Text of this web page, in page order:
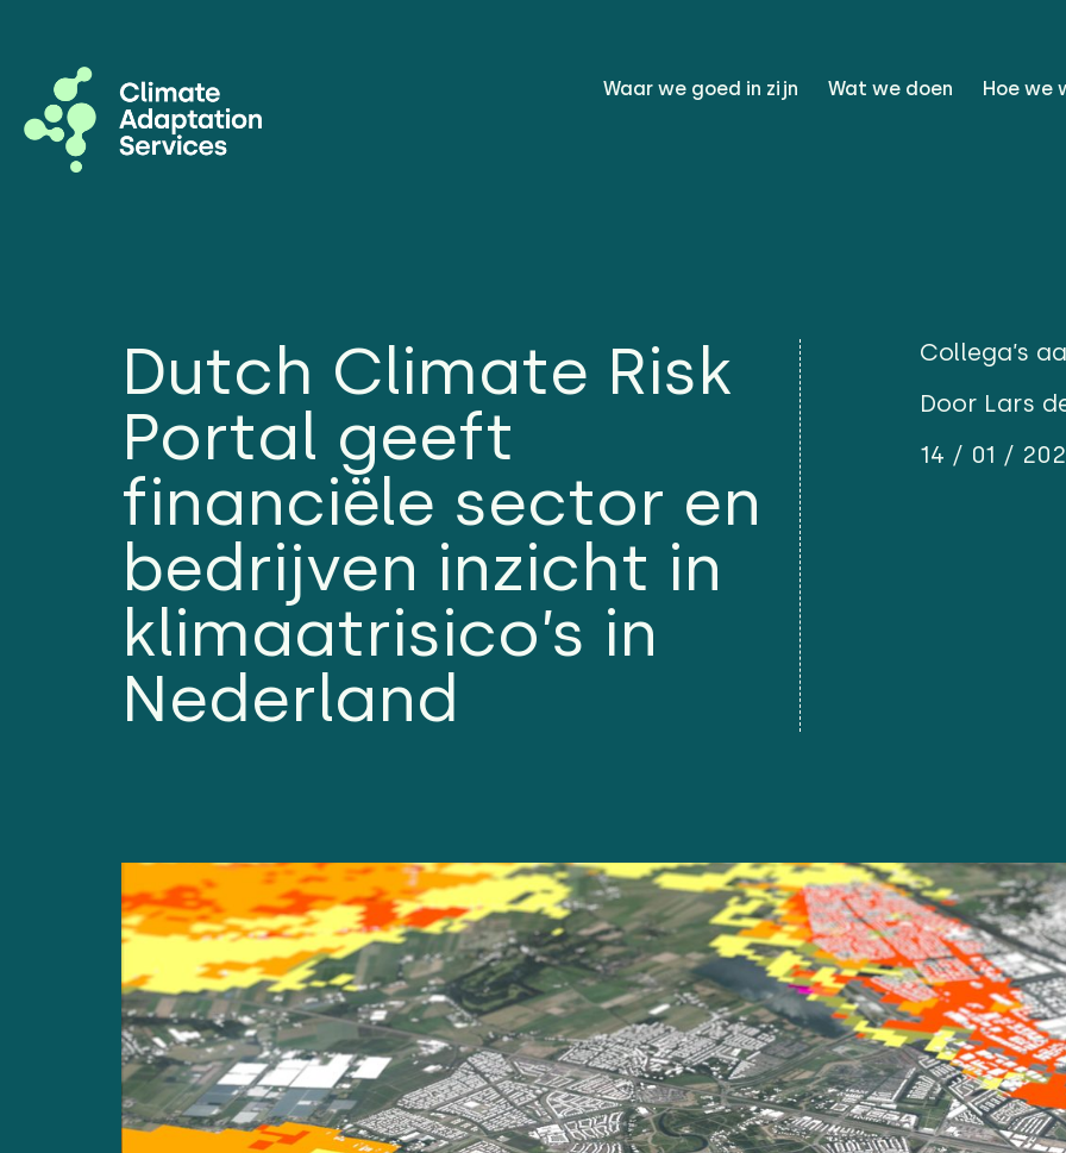
Waar we goed in zijn Wat we doen Hoe we
Dutch Climate Risk
Portal geeft
financiële sector en
bedrijven inzicht in
klimaatrisico’s in
Nederland
Collega’s
Door Lars
14 / 01 /